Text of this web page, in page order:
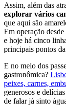
Assim, além das
explorar vários
que aqui são
Em operação
e hoje há cinco
principais pontos
E no meio dos
gastronômica?
peixes, carnes,
generosos e
de falar já sinto